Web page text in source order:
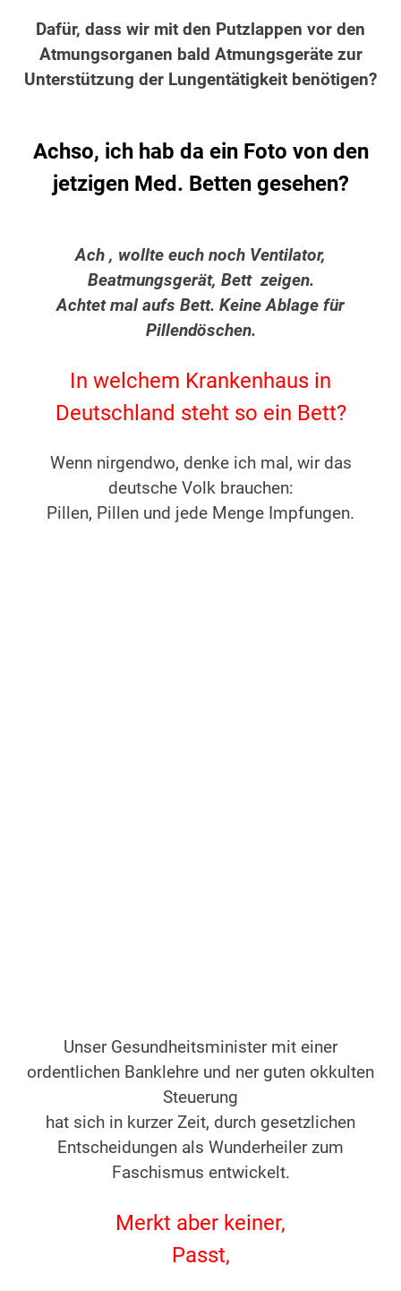
Dafür, dass wir mit den Putzlappen vor den
Atmungsorganen bald Atmungsgeräte zur
Unterstützung der Lungentätigkeit benötigen?
Achso, ich hab da ein Foto von den
jetzigen Med. Betten gesehen?
Ach , wollte euch noch Ventilator,
Beatmungsgerät, Bett zeigen.
Achtet mal aufs Bett. Keine Ablage für
Pillendöschen.
In welchem Krankenhaus in
Deutschland steht so ein Bett?
Wenn nirgendwo, denke ich mal, wir das
deutsche Volk brauchen:
Pillen, Pillen und jede Menge Impfungen.
Unser Gesundheitsminister mit einer
ordentlichen Banklehre und ner guten okkulten
Steuerung
hat sich in kurzer Zeit, durch gesetzlichen
Entscheidungen als Wunderheiler zum
Faschismus entwickelt.
Merkt aber keiner,
Passt,